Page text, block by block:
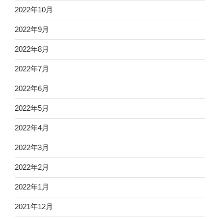
2022年10月
2022年9月
2022年8月
2022年7月
2022年6月
2022年5月
2022年4月
2022年3月
2022年2月
2022年1月
2021年12月